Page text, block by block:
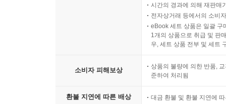
시간의 경과에 의해 재판매
전자상거래 등에서의 소비
eBook 세트 상품은 일괄 구
1개의 상품으로 취급 및 판
우, 세트 상품 전부 및 세트
소비자 피해보상
상품의 불량에 의한 반품,
준하여 처리됨
환불 지연에 따른 배상 대금 환불 및 환불 지연에